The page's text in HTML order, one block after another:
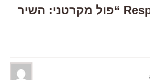
2 Responses to “פול מקרטני: השיר